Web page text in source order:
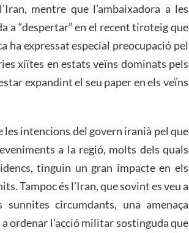
mentre que l’ambaixadora a les
a “despertar” en el recent tiroteig que
ha expressat especial preocupació pel
xiïtes en estats veïns dominats pels
expandint el seu paper en els veïns
intencions del govern iranià pel que
a la regió, molts dels quals
tinguin un gran impacte en els
Tampoc és l’Iran, que sovint es veu a
circumdants, una amenaça
ordenar l’acció militar sostinguda que